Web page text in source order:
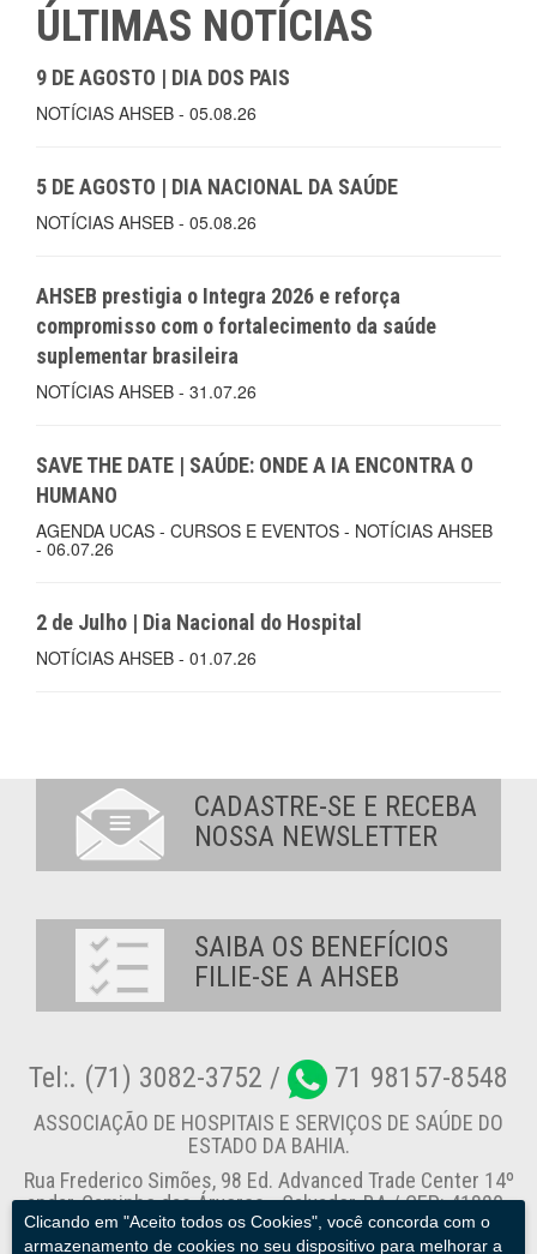
ÚLTIMAS NOTÍCIAS
9 DE AGOSTO | DIA DOS PAIS
NOTÍCIAS AHSEB - 05.08.26
5 DE AGOSTO | DIA NACIONAL DA SAÚDE
NOTÍCIAS AHSEB - 05.08.26
AHSEB prestigia o Integra 2026 e reforça
compromisso com o fortalecimento da saúde
suplementar brasileira
NOTÍCIAS AHSEB - 31.07.26
SAVE THE DATE | SAÚDE: ONDE A IA ENCONTRA O
HUMANO
AGENDA UCAS - CURSOS E EVENTOS - NOTÍCIAS AHSEB
- 06.07.26
2 de Julho | Dia Nacional do Hospital
NOTÍCIAS AHSEB - 01.07.26
Clicando em "Aceito todos os Cookies", você concorda com o
armazenamento de cookies no seu dispositivo para melhorar a
CADASTRE-SE E RECEBA
NOSSA NEWSLETTER
SAIBA OS BENEFÍCIOS
FILIE-SE A AHSEB
Tel:. (71) 3082-3752 / 71 98157-8548
ASSOCIAÇÃO DE HOSPITAIS E SERVIÇOS DE SAÚDE DO
ESTADO DA BAHIA.
Rua Frederico Simões, 98 Ed. Advanced Trade Center 14º
andar, Caminho das Árvores - Salvador-BA / CEP: 41820-
774